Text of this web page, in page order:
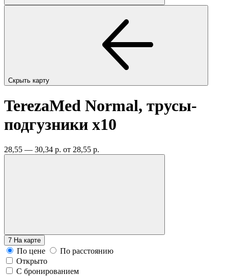
Скрыть карту
TerezaMed Normal, трусы-
подгузники x10
28,55 — 30,34 р. от 28,55 р.
7 На карте
По цене
По расстоянию
Открыто
С бронированием